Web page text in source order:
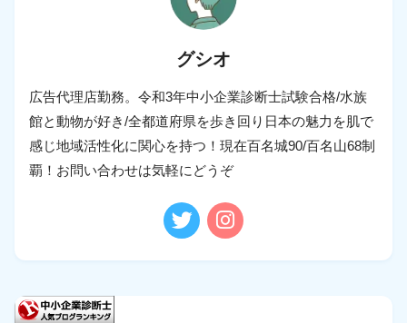
グシオ
広告代理店勤務。令和3年中小企業診断士試験合格/水族
館と動物が好き/全都道府県を歩き回り日本の魅力を肌で
感じ地域活性化に関心を持つ！現在百名城90/百名山68制
覇！お問い合わせは気軽にどうぞ